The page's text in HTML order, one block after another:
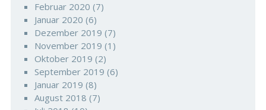
Februar 2020 (7)
Januar 2020 (6)
Dezember 2019 (7)
November 2019 (1)
Oktober 2019 (2)
September 2019 (6)
Januar 2019 (8)
August 2018 (7)